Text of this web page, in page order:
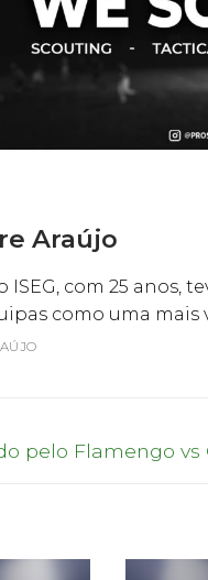
Araújo
ISEG, com 25 anos,
como uma
pelo Flamengo vs